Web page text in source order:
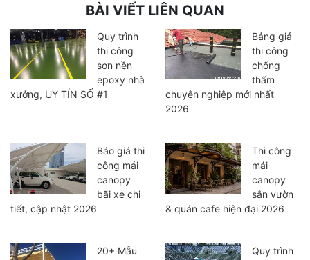
BÀI VIẾT LIÊN QUAN
Quy trình
thi công
sơn nền
epoxy nhà
xưởng, UY TÍN SỐ #1
Bảng giá
thi công
chống
thấm
chuyên nghiệp mới nhất
2026
Báo giá thi
công mái
canopy
bãi xe chi
tiết, cập nhật 2026
Thi công
mái
canopy
sân vườn
& quán cafe hiện đại 2026
20+ Mẫu
Quy trình